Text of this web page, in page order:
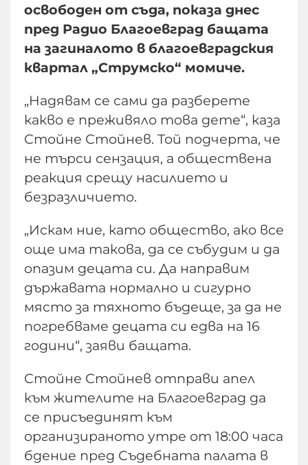
освободен от съда, показа днес
пред Радио Благоевград бащата
на загиналото в благоевградския
квартал „Струмско“ момиче.
„Надявам се сами да разберете
какво е преживяло това дете“, каза
Стойне Стойнев. Той подчерта, че
не търси сензация, а обществена
реакция срещу насилието и
безразличието.
„Искам ние, като общество, ако все
още има такова, да се събудим и да
опазим децата си. Да направим
държавата нормално и сигурно
място за тяхното бъдеще, за да не
погребваме децата си едва на 16
години“, заяви бащата.
Стойне Стойнев отправи апел
към жителите на Благоевград да
се присъединят към
организираното утре от 18:00 часа
бдение пред Съдебната палата в